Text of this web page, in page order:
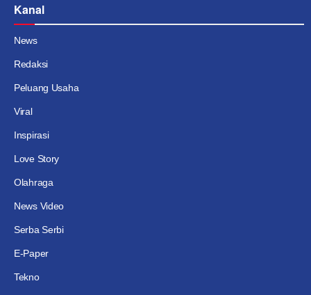
Kanal
News
Redaksi
Peluang Usaha
Viral
Inspirasi
Love Story
Olahraga
News Video
Serba Serbi
E-Paper
Tekno